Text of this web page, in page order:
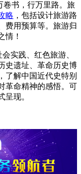
书，行万里路。旅
略 ，包括设计旅游路
费用预算等。旅游归
情！
实践、红色旅游、
史遗址、革命历史博
了解中国近代史特别
革命精神的感悟。可
呈现。